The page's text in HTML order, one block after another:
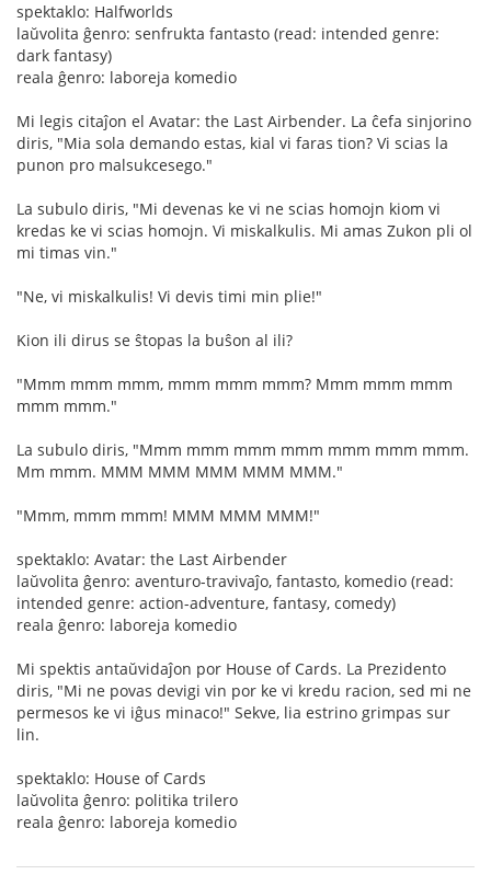
spektaklo: Halfworlds
laŭvolita ĝenro: senfrukta fantasto (read: intended genre:
dark fantasy)
reala ĝenro: laboreja komedio
Mi legis citaĵon el Avatar: the Last Airbender. La ĉefa sinjorino
diris, "Mia sola demando estas, kial vi faras tion? Vi scias la
punon pro malsukcesego."
La subulo diris, "Mi devenas ke vi ne scias homojn kiom vi
kredas ke vi scias homojn. Vi miskalkulis. Mi amas Zukon pli ol
mi timas vin."
"Ne, vi miskalkulis! Vi devis timi min plie!"
Kion ili dirus se ŝtopas la buŝon al ili?
"Mmm mmm mmm, mmm mmm mmm? Mmm mmm mmm
mmm mmm."
La subulo diris, "Mmm mmm mmm mmm mmm mmm mmm.
Mm mmm. MMM MMM MMM MMM MMM."
"Mmm, mmm mmm! MMM MMM MMM!"
spektaklo: Avatar: the Last Airbender
laŭvolita ĝenro: aventuro-travivaĵo, fantasto, komedio (read:
intended genre: action-adventure, fantasy, comedy)
reala ĝenro: laboreja komedio
Mi spektis antaŭvidaĵon por House of Cards. La Prezidento
diris, "Mi ne povas devigi vin por ke vi kredu racion, sed mi ne
permesos ke vi iĝus minaco!" Sekve, lia estrino grimpas sur
lin.
spektaklo: House of Cards
laŭvolita ĝenro: politika trilero
reala ĝenro: laboreja komedio